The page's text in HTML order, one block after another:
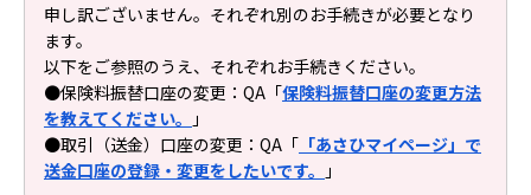
申し訳ございません。それぞれ別のお手続きが必要となり
ます。
以下をご参照のうえ、それぞれお手続きください。
●保険料振替口座の変更：QA「保険料振替口座の変更方法
を教えてください。
」
●取引（送金）口座の変更：QA「 「あさひマイページ」で
送金口座の登録・変更をしたいです。
」